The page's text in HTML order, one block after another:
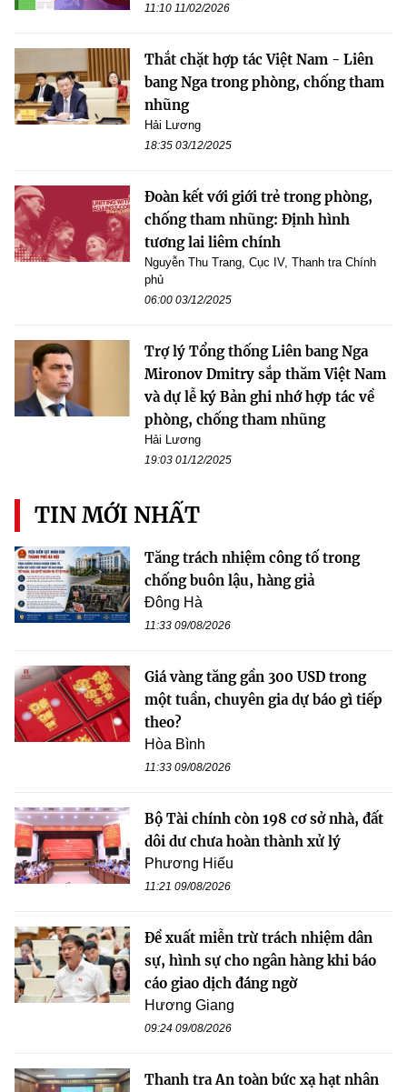
11:10 11/02/2026
Thắt chặt hợp tác Việt Nam - Liên
bang Nga trong phòng, chống tham
nhũng
Hải Lương
18:35 03/12/2025
Đoàn kết với giới trẻ trong phòng,
chống tham nhũng: Định hình
tương lai liêm chính
Nguyễn Thu Trang, Cục IV, Thanh tra Chính
phủ
06:00 03/12/2025
Trợ lý Tổng thống Liên bang Nga
Mironov Dmitry sắp thăm Việt Nam
và dự lễ ký Bản ghi nhớ hợp tác về
phòng, chống tham nhũng
Hải Lương
19:03 01/12/2025
TIN MỚI NHẤT
Tăng trách nhiệm công tố trong
chống buôn lậu, hàng giả
Đông Hà
11:33 09/08/2026
Giá vàng tăng gần 300 USD trong
một tuần, chuyên gia dự báo gì tiếp
theo?
Hòa Bình
11:33 09/08/2026
Bộ Tài chính còn 198 cơ sở nhà, đất
dôi dư chưa hoàn thành xử lý
Phương Hiếu
11:21 09/08/2026
Đề xuất miễn trừ trách nhiệm dân
sự, hình sự cho ngân hàng khi báo
cáo giao dịch đáng ngờ
Hương Giang
09:24 09/08/2026
Thanh tra An toàn bức xạ hạt nhân